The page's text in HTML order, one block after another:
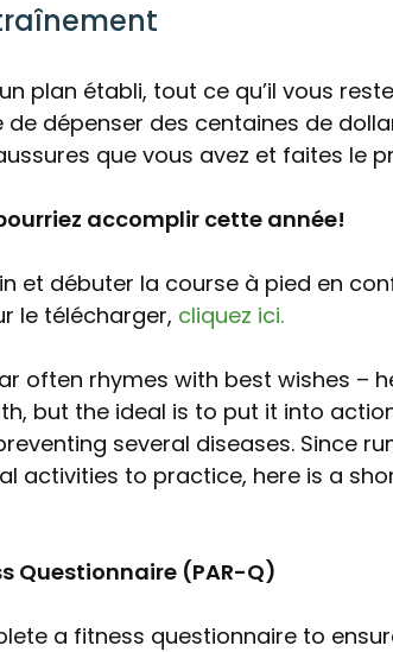
plan établi, tout ce qu’il vous
de dépenser des centaines de
que vous avez et faites le
accomplir cette année!
et débuter la course à pied en
le télécharger, cliquez ici.
often rhymes with best wishes –
but the ideal is to put it into
several diseases. Since
activities to practice, here is a
Questionnaire (PAR-Q)
a fitness questionnaire to